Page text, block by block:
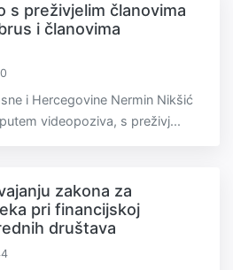
s preživjelim članovima
i članovima
i Hercegovine Nermin Nikšić
videopoziva, s preživj...
zakona za
pri financijskoj
društava